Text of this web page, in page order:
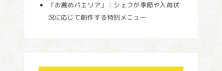
「お薦めパエリア」：シェフが季節や入荷状
況に応じて創作する特別メニュー